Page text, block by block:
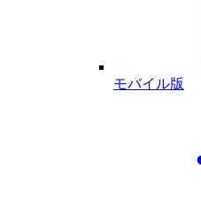
モバイル版